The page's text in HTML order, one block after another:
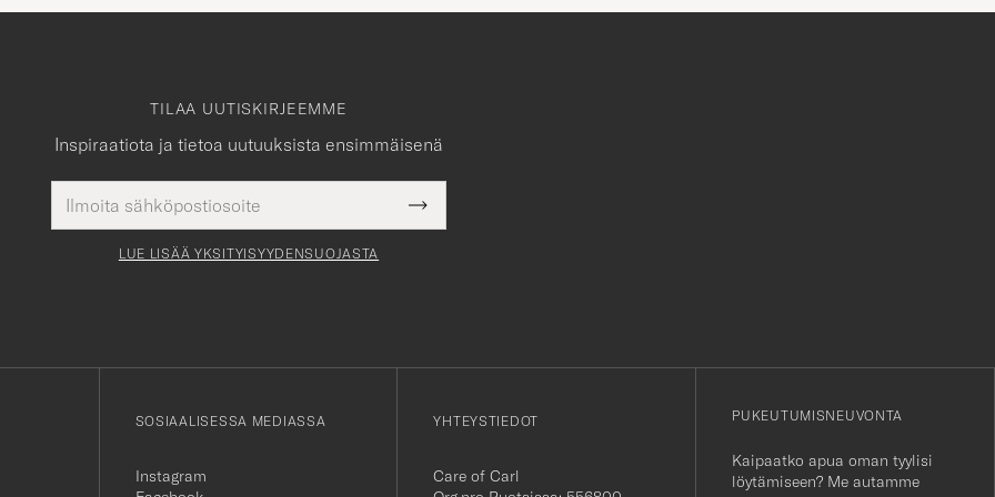
TILAA UUTISKIRJEEMME
Inspiraatiota ja tietoa uutuuksista ensimmäisenä
Pakollinen
tieto
Submit
Newsletter
LUE LISÄÄ YKSITYISYYDENSUOJASTA
SOSIAALISESSA MEDIASSA
Instagram
YHTEYSTIEDOT
Care of Carl
PUKEUTUMISNEUVONTA
Kaipaatko apua oman tyylisi
löytämiseen? Me autamme